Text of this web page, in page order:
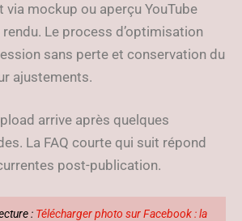
via mockup ou aperçu YouTube
Le process d’optimisation
sans perte et conservation du
ajustements.
arrive après quelques
La FAQ courte qui suit répond
post-publication.
: Télécharger photo sur Facebook : la